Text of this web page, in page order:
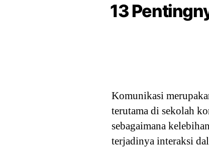
13
Komunikasi
terutama di sekolah
sebagaimana
terjadinya interaksi